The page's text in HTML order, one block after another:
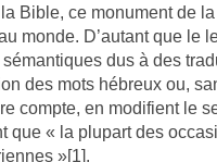
Bible, ce monument de
monde. D’autant que le
dus à des
des mots hébreux ou,
compte, en modifient le
que « la plupart des
»[1].